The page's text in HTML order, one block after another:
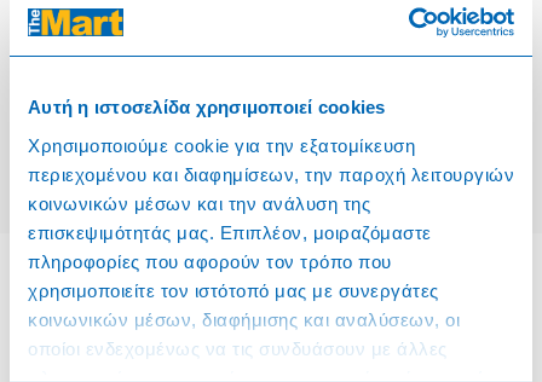
Αυτή η ιστοσελίδα χρησιμοποιεί cookies
Χρησιμοποιούμε cookie για την εξατομίκευση
περιεχομένου και διαφημίσεων, την παροχή λειτουργιών
κοινωνικών μέσων και την ανάλυση της
επισκεψιμότητάς μας. Επιπλέον, μοιραζόμαστε
πληροφορίες που αφορούν τον τρόπο που
χρησιμοποιείτε τον ιστότοπό μας με συνεργάτες
κοινωνικών μέσων, διαφήμισης και αναλύσεων, οι
οποίοι ενδεχομένως να τις συνδυάσουν με άλλες
πληροφορίες που τους έχετε παραχωρήσει ή τις οποίες
Επιλέξτε τον τομέα σας
Συμφωνώ και αποδέχομαι τουςΌρους Χρήσης
Εγγραφή
Πληροφορίες